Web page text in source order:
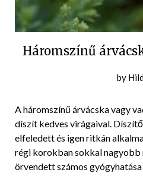
Háromszínű
2018-
11-
12
by
A háromszínű árvácska vagy
díszít kedves virágaival.
elfeledett és igen ritkán
régi korokban sokkal nagyobb
örvendett számos